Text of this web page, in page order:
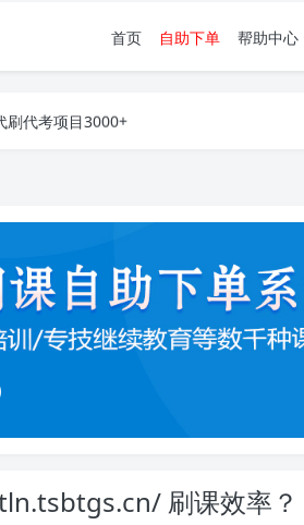
首页 自助下单 帮助中心
刷代考项目3000+
刷代考项目3000+
刷课效率？